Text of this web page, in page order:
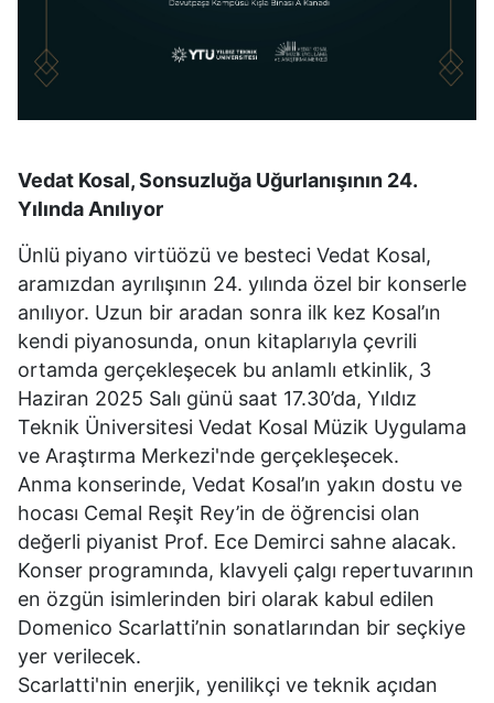
Vedat Kosal, Sonsuzluğa Uğurlanışının 24.
Yılında Anılıyor
Ünlü piyano virtüözü ve besteci Vedat Kosal,
aramızdan ayrılışının 24. yılında özel bir konserle
anılıyor. Uzun bir aradan sonra ilk kez Kosal’ın
kendi piyanosunda, onun kitaplarıyla çevrili
ortamda gerçekleşecek bu anlamlı etkinlik, 3
Haziran 2025 Salı günü saat 17.30’da, Yıldız
Teknik Üniversitesi Vedat Kosal Müzik Uygulama
ve Araştırma Merkezi'nde gerçekleşecek.
Anma konserinde, Vedat Kosal’ın yakın dostu ve
hocası Cemal Reşit Rey’in de öğrencisi olan
değerli piyanist Prof. Ece Demirci sahne alacak.
Konser programında, klavyeli çalgı repertuvarının
en özgün isimlerinden biri olarak kabul edilen
Domenico Scarlatti’nin sonatlarından bir seçkiye
yer verilecek.
Scarlatti'nin enerjik, yenilikçi ve teknik açıdan